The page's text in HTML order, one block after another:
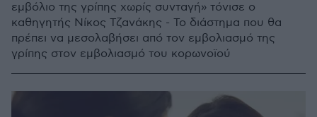
εμβόλιο της γρίπης χωρίς συνταγή» τόνισε ο
καθηγητής Νίκος Τζανάκης - Το διάστημα που θα
πρέπει να μεσολαβήσει από τον εμβολιασμό της
γρίπης στον εμβολιασμό του κορωνοϊού